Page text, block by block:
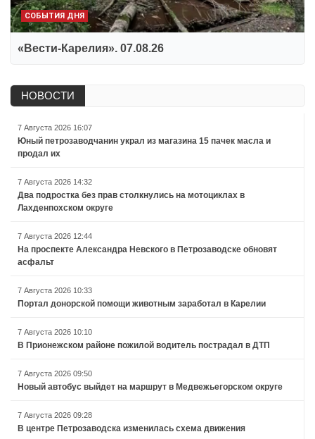
СОБЫТИЯ ДНЯ
«Вести-Карелия». 07.08.26
НОВОСТИ
7 Августа 2026 16:07
Юный петрозаводчанин украл из магазина 15 пачек масла и
продал их
7 Августа 2026 14:32
Два подростка без прав столкнулись на мотоциклах в
Лахденпохском округе
7 Августа 2026 12:44
На проспекте Александра Невского в Петрозаводске обновят
асфальт
7 Августа 2026 10:33
Портал донорской помощи животным заработал в Карелии
7 Августа 2026 10:10
В Прионежском районе пожилой водитель пострадал в ДТП
7 Августа 2026 09:50
Новый автобус выйдет на маршрут в Медвежьегорском округе
7 Августа 2026 09:28
В центре Петрозаводска изменилась схема движения